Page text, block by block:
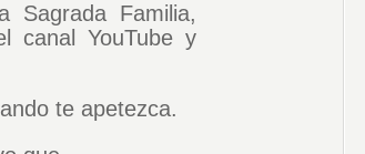
Sagrada Familia,
canal YouTube y
te apetezca.